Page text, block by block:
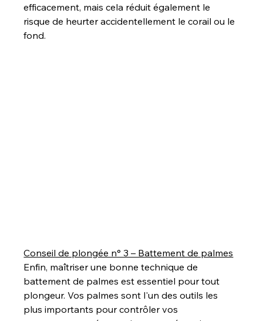
efficacement, mais cela réduit également le
risque de heurter accidentellement le corail ou le
fond.
Conseil de plongée n° 3 – Battement de palmes
Enfin, maîtriser une bonne technique de
battement de palmes est essentiel pour tout
plongeur. Vos palmes sont l'un des outils les
plus importants pour contrôler vos